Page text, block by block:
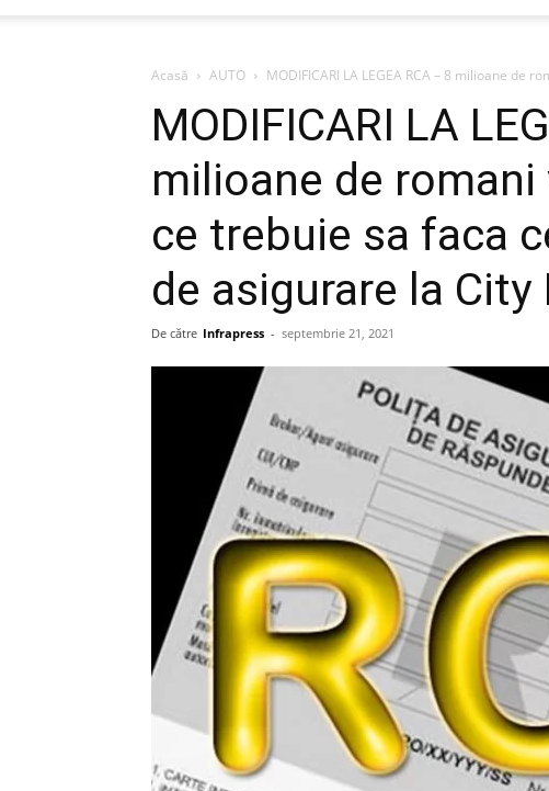
Acasă AUTO MODIFICARI LA LEGEA RCA – 8 milioane de
MODIFICARI LA
milioane de
ce trebuie sa faca
de asigurare la City
De către Infrapress - septembrie 21, 2021